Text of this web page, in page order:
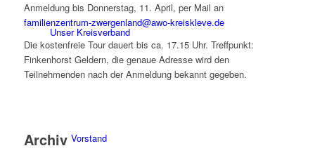
Unser Kreisverband
Vorstand
Anmeldung bis Donnerstag, 11. April, per Mail an
familienzentrum-zwergenland@awo-kreiskleve.de
Die kostenfreie Tour dauert bis ca. 17.15 Uhr. Treffpunkt:
Finkenhorst Geldern, die genaue Adresse wird den
Teilnehmenden nach der Anmeldung bekannt gegeben.
Archiv